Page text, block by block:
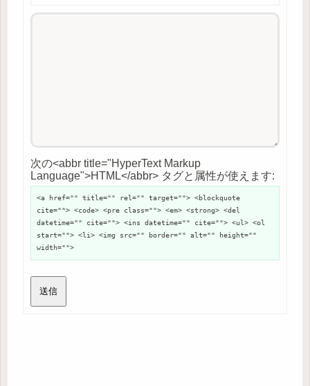
次の<abbr title="HyperText Markup
Language">HTML</abbr> タグと属性が使えます:
<a href="" title="" rel="" target=""> <blockquote
cite=""> <code> <pre class=""> <em> <strong> <del
datetime="" cite=""> <ins datetime="" cite=""> <ul> <ol
start=""> <li> <img src="" border="" alt="" height=""
width="">
送信